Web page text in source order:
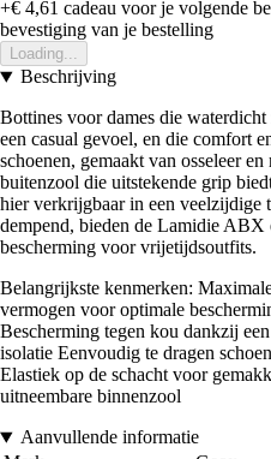
+€ 4,61 cadeau voor je volgende
bevestiging van je bestelling
Loading...
Beschrijving
Bottines voor dames die
een casual gevoel, en die comfort
schoenen, gemaakt van osseleer
buitenzool die uitstekende grip
hier verkrijgbaar in een veelzijdige
dempend, bieden de Lamidie ABX
bescherming voor vrijetijdsoutfits.
Belangrijkste kenmerken:
vermogen voor optimale
Bescherming tegen kou dankzij
isolatie Eenvoudig te dragen
Elastiek op de schacht voor
uitneembare binnenzool
Aanvullende informatie